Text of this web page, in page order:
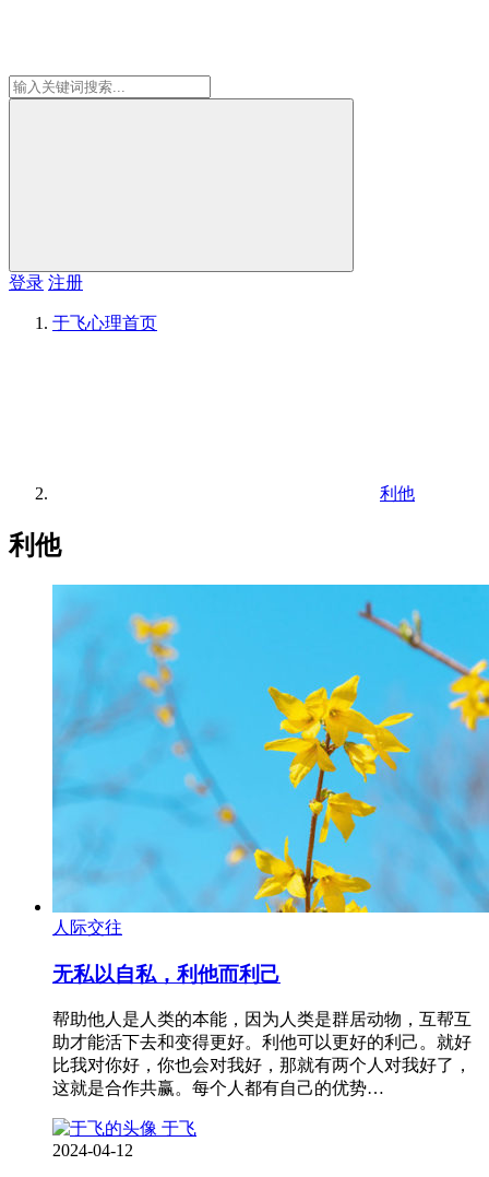
登录 注册
于飞心理首页
利他
利他
人际交往
无私以自私，利他而利己
帮助他人是人类的本能，因为人类是群居动物，互帮互
助才能活下去和变得更好。利他可以更好的利己。就好
比我对你好，你也会对我好，那就有两个人对我好了，
这就是合作共赢。每个人都有自己的优势…
于飞
2024-04-12